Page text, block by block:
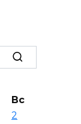
Вс
2